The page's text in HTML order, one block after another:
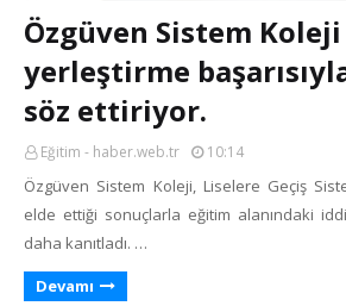
Özgüven Sistem Koleji
yerleştirme
söz ettiriyor.
Eğitim - haber.web.tr 10:14
Özgüven Sistem Koleji, Liselere Geçiş
elde ettiği sonuçlarla eğitim alanındaki
daha kanıtladı. …
Devamı